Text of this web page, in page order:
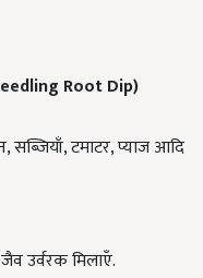
Root Dip)
सब्जियाँ, टमाटर, प्याज आदि
उर्वरक मिलाएँ.